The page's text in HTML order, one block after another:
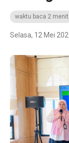
waktu baca 2 menit
Selasa, 12 Mei